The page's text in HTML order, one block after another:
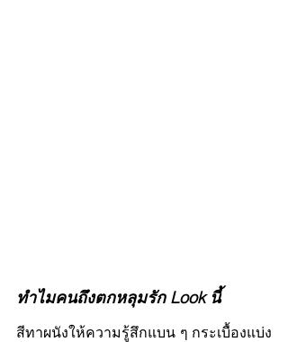
ทำไมคนถึงตกหลุมรัก Look นี้
สีทาผนังให้ความรู้สึกแบน ๆ กระเบื้องแบ่ง